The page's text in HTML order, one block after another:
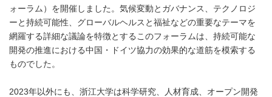
ォーラム）を開催しました。気候変動とガバナンス、テクノロジ
ーと持続可能性、グローバルヘルスと福祉などの重要なテーマを
網羅する詳細な議論を特徴とするこのフォーラムは、持続可能な
開発の推進における中国・ドイツ協力の効果的な道筋を模索する
ものでした。
2023年以外にも、浙江大学は科学研究、人材育成、オープン開発